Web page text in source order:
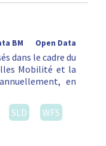
Open Data
BM
dans le cadre du
Mobilité et la
en
SLD
WFS